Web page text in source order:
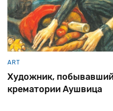
ART
Мастроянни, Гассман, и
другие евреи